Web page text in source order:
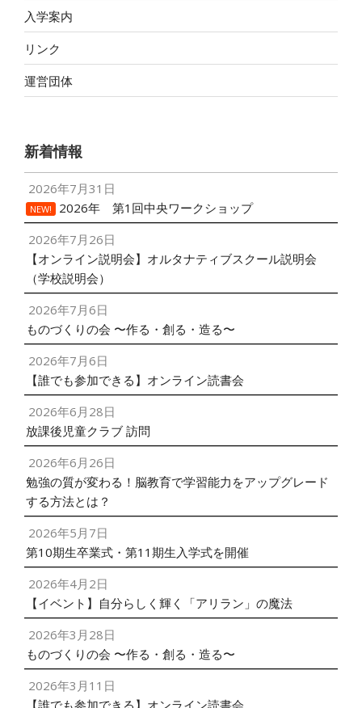
入学案内
リンク
運営団体
新着情報
2026年7月31日
NEW!
2026年 第1回中央ワークショップ
2026年7月26日
【オンライン説明会】オルタナティブスクール説明会
（学校説明会）
2026年7月6日
ものづくりの会 〜作る・創る・造る〜
2026年7月6日
【誰でも参加できる】オンライン読書会
2026年6月28日
放課後児童クラブ 訪問
2026年6月26日
勉強の質が変わる！脳教育で学習能力をアップグレード
する方法とは？
2026年5月7日
第10期生卒業式・第11期生入学式を開催
2026年4月2日
【イベント】自分らしく輝く「アリラン」の魔法
2026年3月28日
ものづくりの会 〜作る・創る・造る〜
2026年3月11日